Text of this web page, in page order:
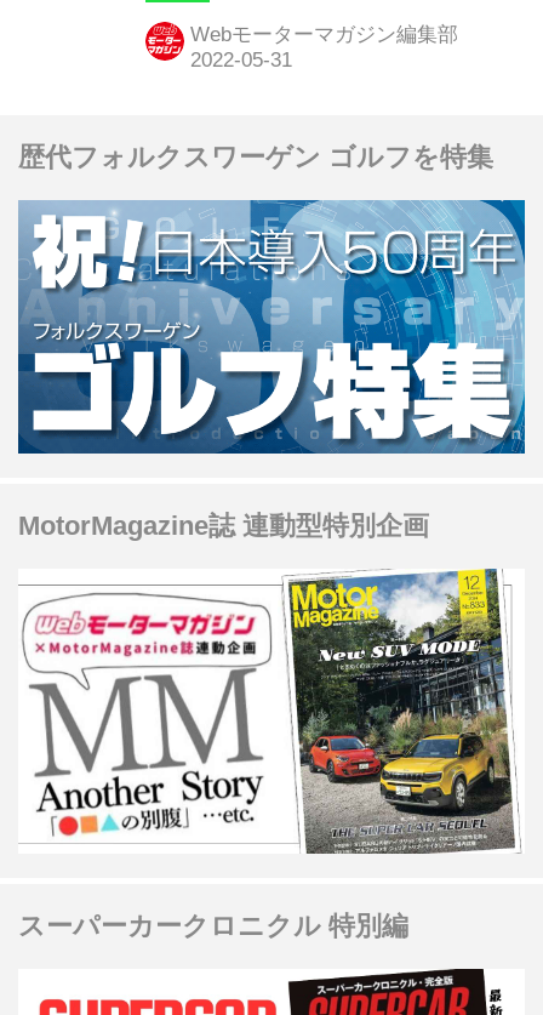
Style PLUS）」を設定、限定300台
（A4 ：100台／A4アバント：150台／
Webモーターマガジン編集部
歴代フォルクスワーゲン ゴルフを特集
MotorMagazine誌 連動型特別企画
スーパーカークロニクル 特別編